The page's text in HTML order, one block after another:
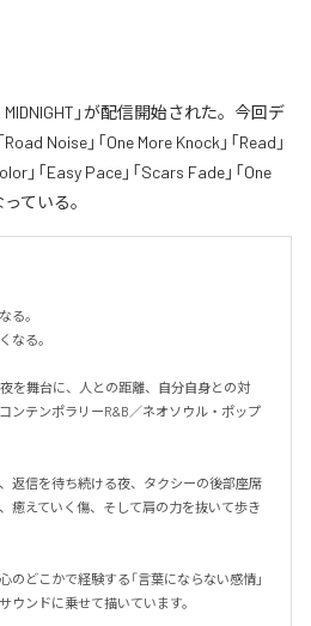
MIDNIGHT」が配信開始された。今回デ
Noise」「One More Knock」「Read」
」「Easy Pace」「Scars Fade」「One
ている。
る。
なる。
夜を舞台に、人との距離、自分自身との対
ンテンポラリーR&B／ネオソウル・ポップ
返信を待ち続ける夜、タクシーの後部座席
癒えていく傷、そして肩の力を抜いて歩き
どこかで経験する「言葉にならない感情」
ウンドに乗せて描いています。